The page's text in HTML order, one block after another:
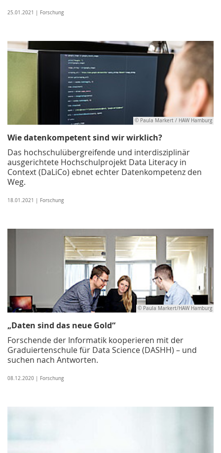
25.01.2021 | Forschung
© Paula Markert / HAW Hamburg
Wie datenkompetent sind wir wirklich?
Das hochschulübergreifende und interdisziplinär
ausgerichtete Hochschulprojekt Data Literacy in
Context (DaLiCo) ebnet echter Datenkompetenz den
Weg.
18.01.2021 | Forschung
© Paula Markert/HAW Hamburg
„Daten sind das neue Gold“
Forschende der Informatik kooperieren mit der
Graduiertenschule für Data Science (DASHH) – und
suchen nach Antworten.
08.12.2020 | Forschung